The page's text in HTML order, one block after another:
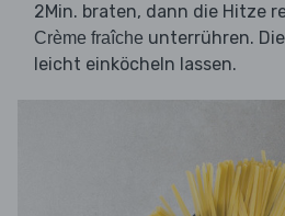
2Min. braten, dann die Hitze
Crème fraîche unterrühren. Die
leicht einköcheln lassen.